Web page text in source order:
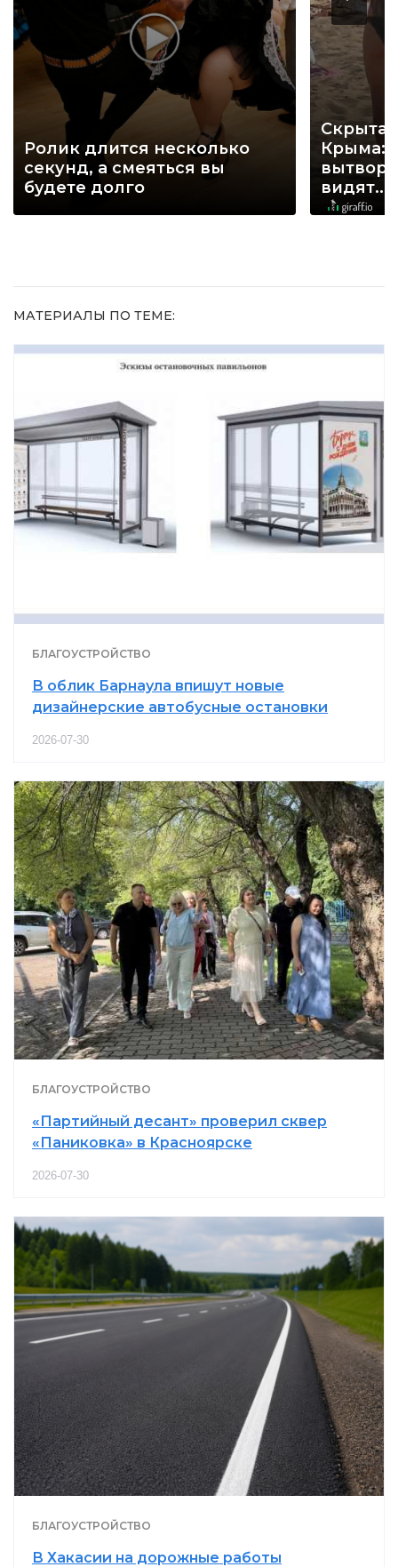
Ролик длится несколько
секунд, а смеяться вы
будете долго
Крыма:
видят...
МАТЕРИАЛЫ ПО ТЕМЕ:
БЛАГОУСТРОЙСТВО
В облик Барнаула впишут новые
дизайнерские автобусные остановки
2026-07-30
БЛАГОУСТРОЙСТВО
«Партийный десант» проверил сквер
«Паниковка» в Красноярске
2026-07-30
БЛАГОУСТРОЙСТВО
В Хакасии на дорожные работы